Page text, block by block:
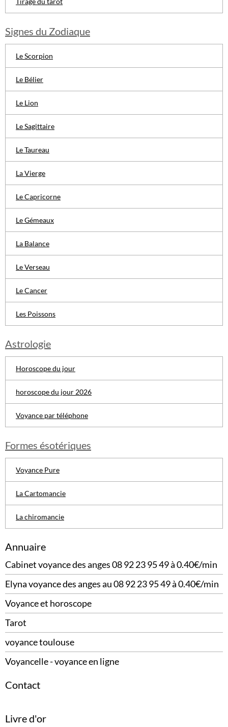
Signes du Zodiaque
Le Scorpion
Le Bélier
Le Lion
Le Sagittaire
Le Taureau
La Vierge
Le Capricorne
Le Gémeaux
La Balance
Le Verseau
Le Cancer
Les Poissons
Astrologie
Horoscope du jour
horoscope du jour 2026
Voyance par téléphone
Formes ésotériques
Voyance Pure
La Cartomancie
La chiromancie
Annuaire
Cabinet voyance des anges 08 92 23 95 49 à 0.40€/min
Elyna voyance des anges au 08 92 23 95 49 à 0.40€/min
Voyance et horoscope
Tarot
voyance toulouse
Voyancelle - voyance en ligne
Contact
Livre d'or